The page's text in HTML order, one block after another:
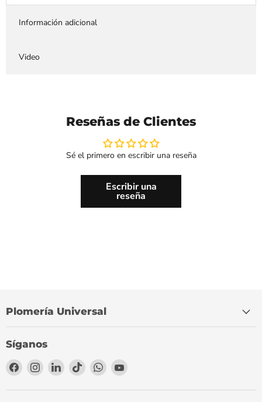
Información adicional
Video
Reseñas de Clientes
Sé el primero en escribir una reseña
Escribir una
reseña
Plomería Universal
Síganos
Encuéntrenos
Facebook
Encuéntrenos
Instagram
Encuéntrenos
LinkedIn
Encuéntrenos
TikTok
Encuéntrenos
WhatsApp
Encuéntrenos
YouTube